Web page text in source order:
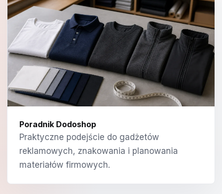
Poradnik Dodoshop
Praktyczne podejście do gadżetów
reklamowych, znakowania i planowania
materiałów firmowych.